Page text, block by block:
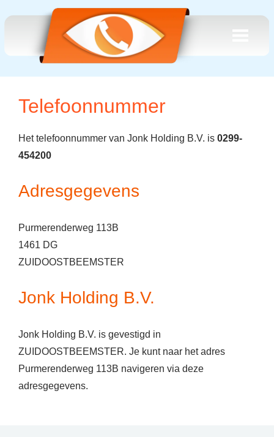
Telefoonnummer
Het telefoonnummer van Jonk Holding B.V. is 0299-
454200
Adresgegevens
Purmerenderweg 113B
1461 DG
ZUIDOOSTBEEMSTER
Jonk Holding B.V.
Jonk Holding B.V. is gevestigd in
ZUIDOOSTBEEMSTER. Je kunt naar het adres
Purmerenderweg 113B navigeren via deze
adresgegevens.